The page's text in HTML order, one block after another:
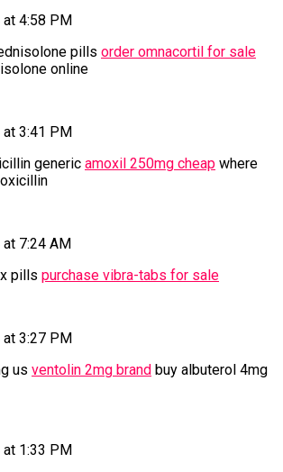
4:58 PM
pills order omnacortil for sale
online
3:41 PM
generic amoxil 250mg cheap where
7:24 AM
pills purchase vibra-tabs for sale
3:27 PM
us ventolin 2mg brand buy albuterol 4mg
1:33 PM